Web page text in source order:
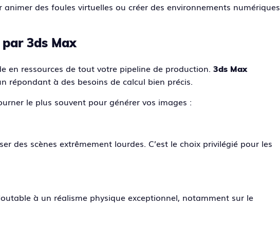
animer des foules virtuelles ou créer des environnements numériques
3ds Max
en ressources de tout votre pipeline de production. 3ds Max
répondant à des besoins de calcul bien précis.
le plus souvent pour générer vos images :
des scènes extrêmement lourdes. C’est le choix privilégié pour les
à un réalisme physique exceptionnel, notamment sur le